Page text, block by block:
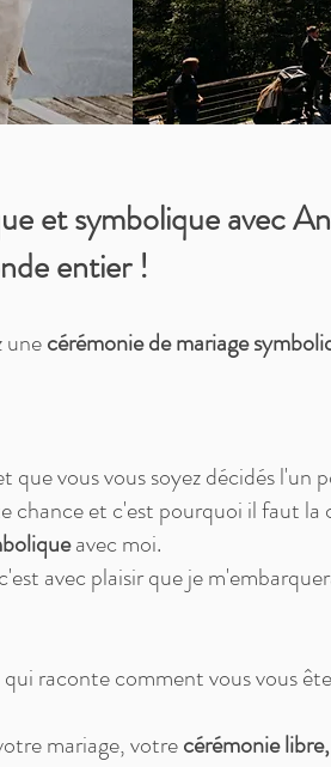
et symbolique avec
entier !
unecérémonie de mariage
que vous vous soyez décidés l'un
et c'est pourquoi il faut la
avec moi.
avec plaisir que je
raconte comment vous vous
mariage, votrecérémonie libre,